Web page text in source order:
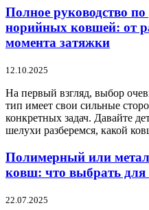
Полное руководство по
норийных ковшей: от
момента затяжки
12.10.2025
На первый взгляд, выбор
тип имеет свои сильные
конкретных задач. Давайте
шелухи разберемся, какой
Полимерный или
ковш: что выбрать для
22.07.2025